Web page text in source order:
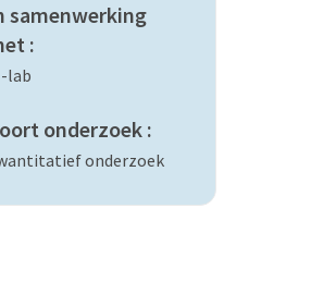
samenwerking
:
lab
onderzoek :
onderzoek